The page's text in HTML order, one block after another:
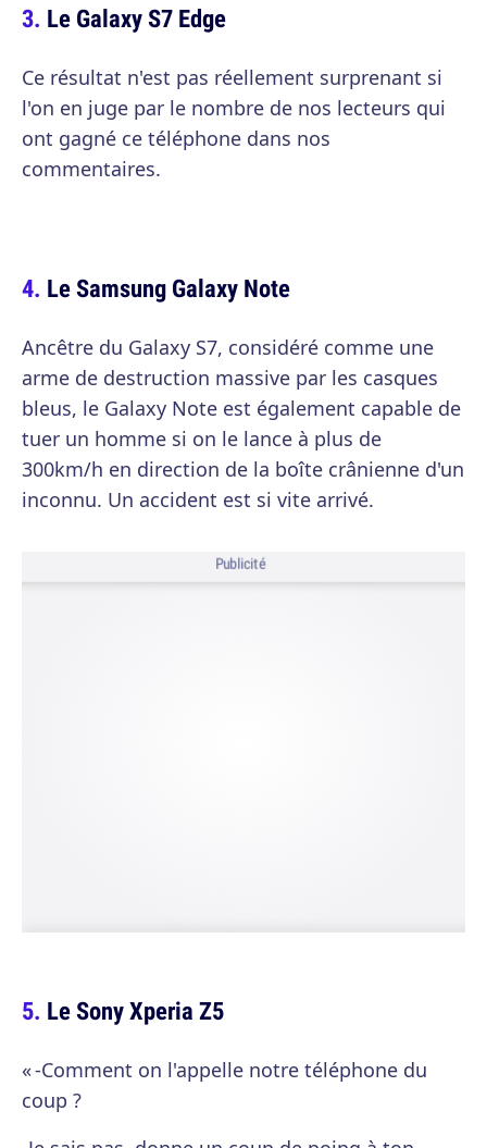
Le Galaxy S7 Edge
Ce résultat n'est pas réellement surprenant si
l'on en juge par le nombre de nos lecteurs qui
ont gagné ce téléphone dans nos
commentaires.
Le Samsung Galaxy Note
Ancêtre du Galaxy S7, considéré comme une
arme de destruction massive par les casques
bleus, le Galaxy Note est également capable de
tuer un homme si on le lance à plus de
300km/h en direction de la boîte crânienne d'un
inconnu. Un accident est si vite arrivé.
Publicité
Le Sony Xperia Z5
« -Comment on l'appelle notre téléphone du
coup ?